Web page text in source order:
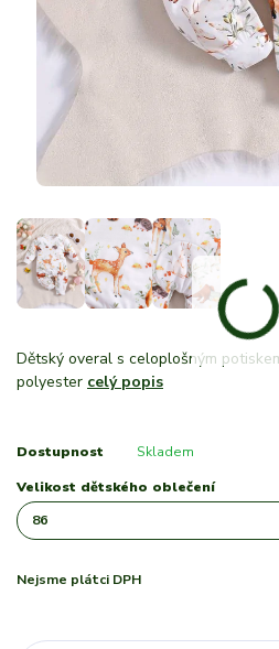
Dětský overal s celoplošným
polyester celý popis
Dostupnost Skladem
Velikost dětského oblečení
Nejsme plátci DPH